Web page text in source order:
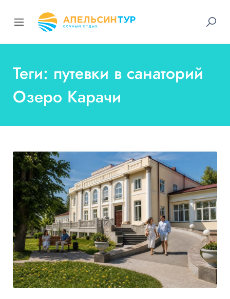
Теги: путевки в санаторий
Озеро Карачи